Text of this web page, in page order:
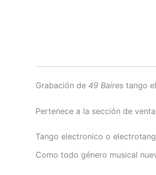
Grabación de 49 Baires tango
Pertenece a la sección de
Tango electronico o
Como todo género musical